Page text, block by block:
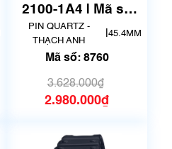
2100-1A4 | Mã số
8760
PIN QUARTZ -
THẠCH ANH
45.4MM
Mã số: 8760
3.628.000₫
2.980.000₫